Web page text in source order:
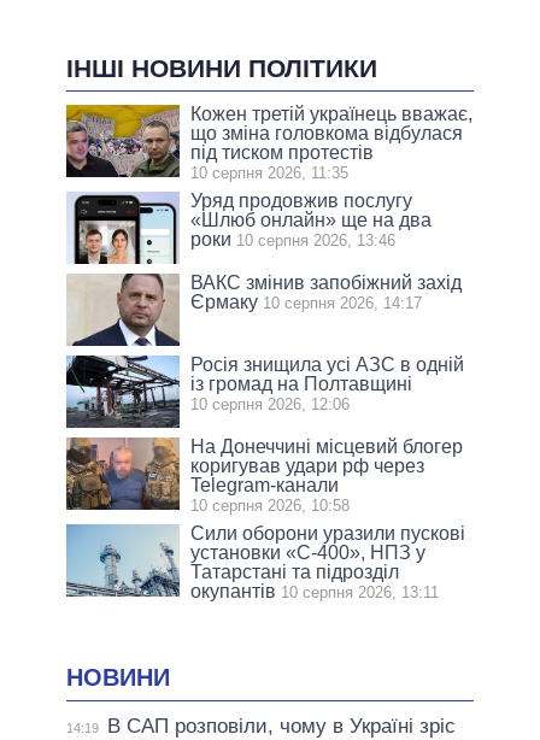
ІНШІ НОВИНИ ПОЛІТИКИ
Кожен третій українець вважає,
що зміна головкома відбулася
під тиском протестів
10 серпня 2026, 11:35
Уряд продовжив послугу
«Шлюб онлайн» ще на два
роки 10 серпня 2026, 13:46
ВАКС змінив запобіжний захід
Єрмаку 10 серпня 2026, 14:17
Росія знищила усі АЗС в одній
із громад на Полтавщині
10 серпня 2026, 12:06
На Донеччині місцевий блогер
коригував удари рф через
Telegram-канали
10 серпня 2026, 10:58
Сили оборони уразили пускові
установки «С-400», НПЗ у
Татарстані та підрозділ
окупантів 10 серпня 2026, 13:11
НОВИНИ
14:19
В САП розповіли, чому в Україні зріс